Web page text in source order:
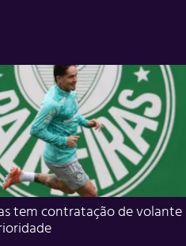
tem contratação de volante